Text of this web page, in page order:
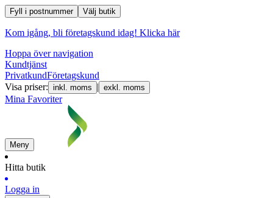
Fyll i postnummer Välj butik
Kom igång, bli företagskund idag! Klicka här
Hoppa över navigation
Kundtjänst
PrivatkundFöretagskund
Visa priser: inkl. moms | exkl. moms
Mina Favoriter
Meny
Hitta butik
Logga in